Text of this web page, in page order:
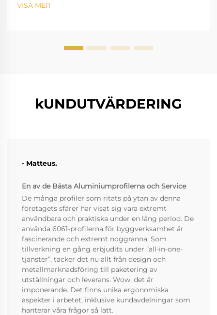
VISA MER
kUNDUTVÄRDERING
- Matteus.
En av de Bästa Aluminiumprofilerna och Service
De många profiler som ritats på ytan av denna
företagets sfärer har visat sig vara extremt
användbara och praktiska under en lång period. De
använda 6061-profilerna för byggverksamhet är
fascinerande och extremt noggranna. Som
tillverkning en gång erbjudits under ”all-in-one-
tjänster”, täcker det nu allt från design och
metallmarknadsföring till paketering av
utställningar och leverans. Wow, det är
imponerande. Det finns unika ergonomiska
aspekter i arbetet, inklusive kundavdelningar som
hanterar våra frågor så lätt.